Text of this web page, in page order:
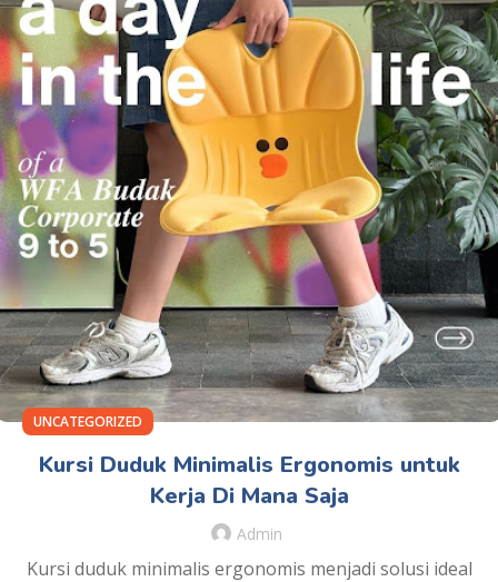
UNCATEGORIZED
Kursi Duduk Minimalis Ergonomis untuk
Kerja Di Mana Saja
Admin
Kursi duduk minimalis ergonomis menjadi solusi ideal